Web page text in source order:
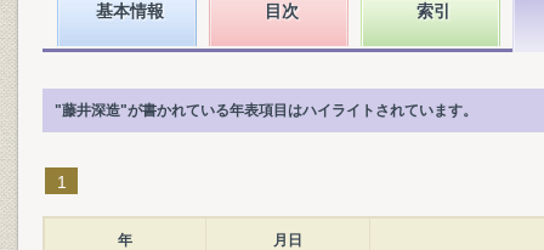
基本情報 目次 索引
"藤井深造"が書かれている年表項目はハイライトされています。
1
年 月日